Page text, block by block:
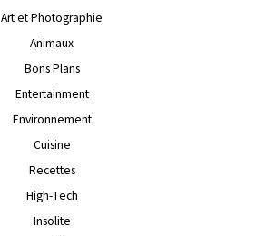
Art et Photographie
Animaux
Bons Plans
Entertainment
Environnement
Cuisine
Recettes
High-Tech
Insolite